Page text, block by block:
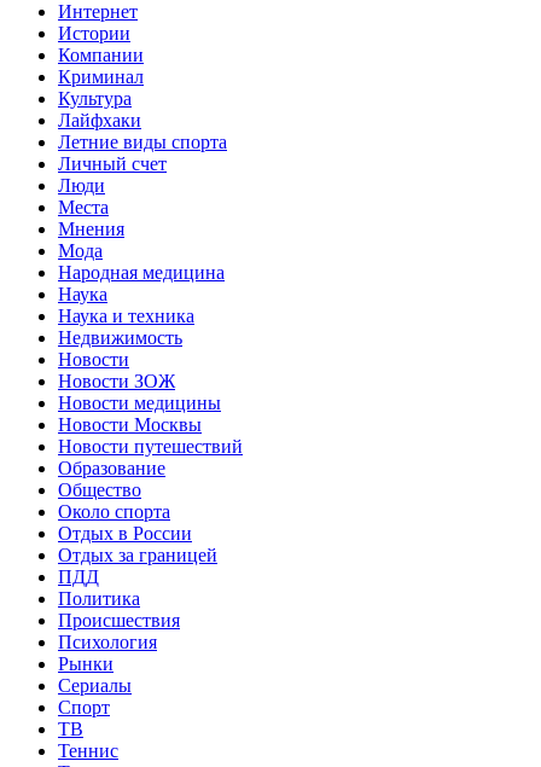
Интернет
Истории
Компании
Криминал
Культура
Лайфхаки
Летние виды спорта
Личный счет
Люди
Места
Мнения
Мода
Народная медицина
Наука
Наука и техника
Недвижимость
Новости
Новости ЗОЖ
Новости медицины
Новости Москвы
Новости путешествий
Образование
Общество
Около спорта
Отдых в России
Отдых за границей
ПДД
Политика
Происшествия
Психология
Рынки
Сериалы
Спорт
ТВ
Теннис